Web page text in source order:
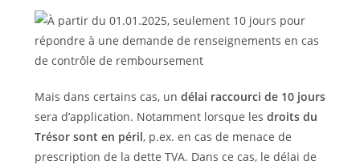
Mais dans certains cas, un délai raccourci de 10 jours
sera d’application. Notamment lorsque les droits du
Trésor sont en péril, p.ex. en cas de menace de
prescription de la dette TVA. Dans ce cas, le délai de